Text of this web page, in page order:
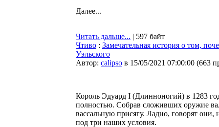
Далее...
Читать дальше... | 597 байт
Чтиво : Замечательная история о том,
Уэльского
Автор: calipso в 15/05/2021 07:00:00 (663
Король Эдуард I (Длинноногий) в 1283
полностью. Собрав сложивших оружие
вассальную присягу. Ладно, говорят
под три наших условия.